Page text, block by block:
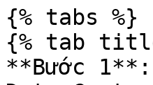
{% tabs %}
{% tab
**Bước